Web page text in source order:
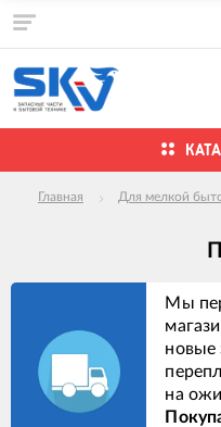
Главная Для мелкой
Мы
новые
на